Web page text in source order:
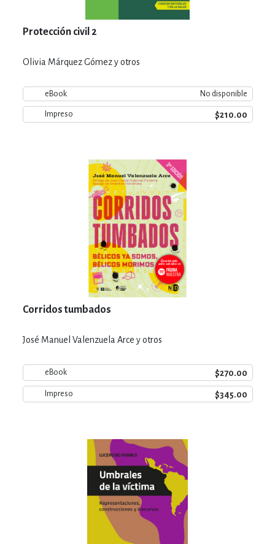
Protección civil 2
Olivia Márquez Gómez y otros
eBook No disponible
Impreso $210.00
Corridos tumbados
José Manuel Valenzuela Arce y otros
eBook $270.00
Impreso $345.00